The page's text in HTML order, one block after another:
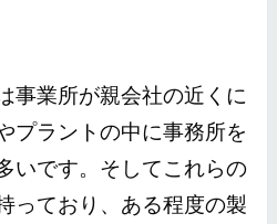
事業所が親会社の近くに
プラントの中に事務所を
いです。そしてこれらの
っており、ある程度の製